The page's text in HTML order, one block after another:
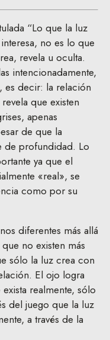
“Lo que la luz
no es lo que
revela u oculta.
intencionadamente,
es decir: la relación
que existen
apenas
de que la
de profundidad. Lo
ya que el
«real», se
como por su
diferentes más allá
no existen más
sólo la luz crea con
El ojo logra
realmente, sólo
del juego que la luz
a través de la